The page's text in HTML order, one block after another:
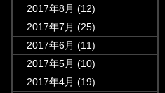
2017年8月 (12)
2017年7月 (25)
2017年6月 (11)
2017年5月 (10)
2017年4月 (19)